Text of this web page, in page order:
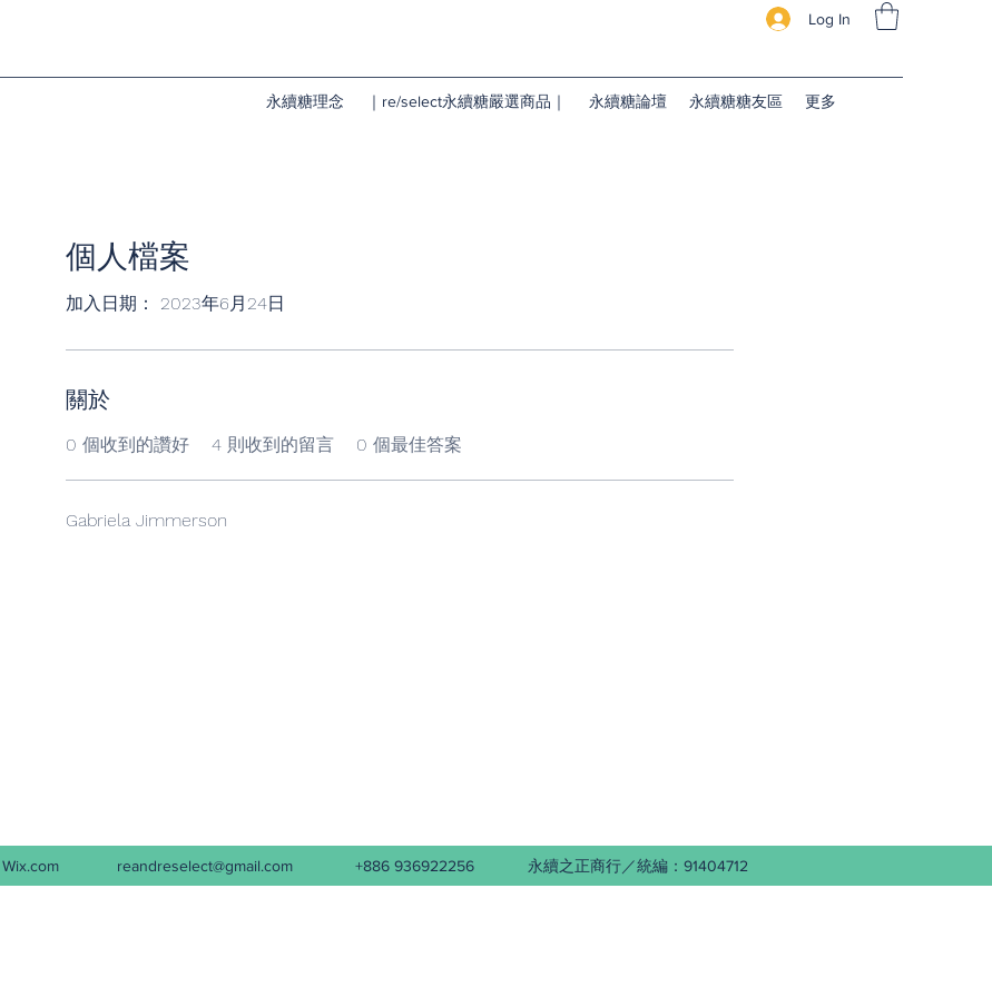
Log In
永續糖理念 ｜re/select永續糖嚴選商品｜ 永續糖論壇 永續糖糖友區 更多
個人檔案
加入日期： 2023年6月24日
關於
0 個收到的讚好 4 則收到的留言 0 個最佳答案
Gabriela Jimmerson
Wix.com reandreselect@gmail.com +886 936922256 永續之正商行／統編：91404712